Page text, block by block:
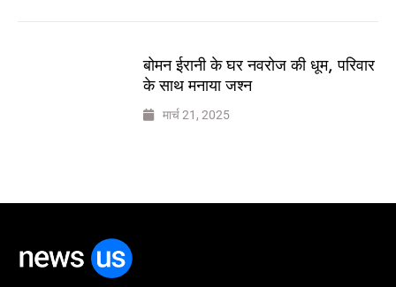
बोमन ईरानी के घर नवरोज की धूम, परिवार
के साथ मनाया जश्न
मार्च 21, 2025